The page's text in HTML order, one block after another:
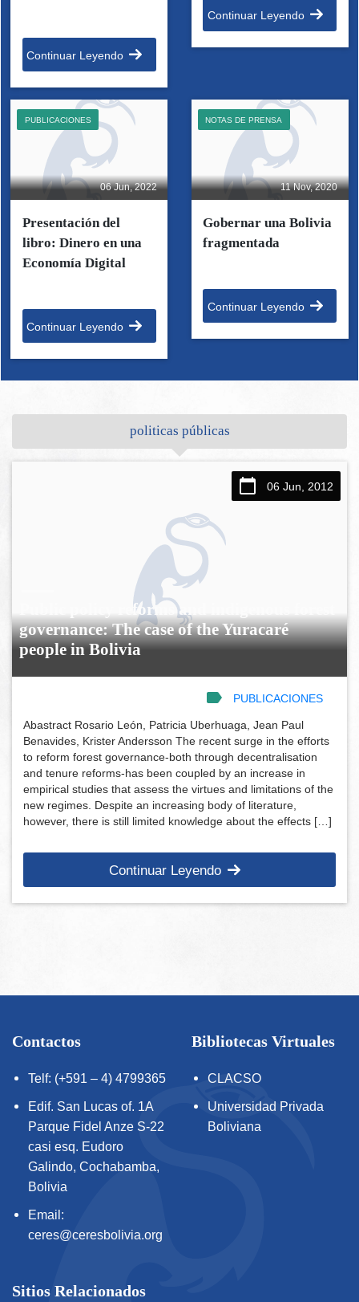
Continuar Leyendo
Continuar Leyendo
06 Jun, 2022
PUBLICACIONES
Presentación del
libro: Dinero en una
Economía Digital
Continuar Leyendo
11 Nov, 2020
NOTAS DE PRENSA
Gobernar una Bolivia
fragmentada
Continuar Leyendo
politicas públicas
06 Jun, 2012
Public policy reforms and indigenous forest
governance: The case of the Yuracaré
people in Bolivia
PUBLICACIONES
Abastract Rosario León, Patricia Uberhuaga, Jean Paul
Benavides, Krister Andersson The recent surge in the efforts
to reform forest governance-both through decentralisation
and tenure reforms-has been coupled by an increase in
empirical studies that assess the virtues and limitations of the
new regimes. Despite an increasing body of literature,
however, there is still limited knowledge about the effects […]
Continuar Leyendo
Contactos
Telf: (+591 – 4) 4799365
Edif. San Lucas of. 1A
Parque Fidel Anze S-22
casi esq. Eudoro
Galindo, Cochabamba,
Bolivia
Email:
ceres@ceresbolivia.org
Bibliotecas Virtuales
CLACSO
Universidad Privada
Boliviana
Sitios Relacionados